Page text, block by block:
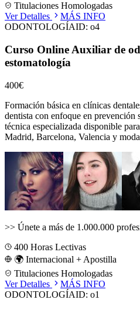
Titulaciones Homologadas
Ver Detalles
MÁS INFO
ODONTOLOGÍAID: o4
Curso Online Auxiliar de
estomatología
400€
Formación básica en clínicas
dentista con enfoque en prevención
técnica especializada disponible
Madrid, Barcelona, Valencia y
>> Únete a más de 1.000.000
400 Horas Lectivas
🌍 Internacional + Apostilla
Titulaciones Homologadas
Ver Detalles
MÁS INFO
ODONTOLOGÍAID: o1